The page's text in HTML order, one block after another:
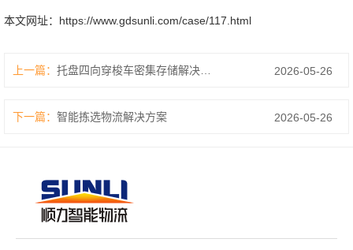
本文网址： https://www.gdsunli.com/case/117.html
上一篇： 托盘四向穿梭车密集存储解决方案 2026-05-26
下一篇： 智能拣选物流解决方案 2026-05-26